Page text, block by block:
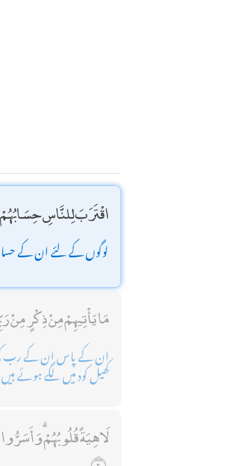
اقْتَرَبَ لِلنَّاسِ
لوگوں کے لئے ان کے
مَا يَأْتِيهِمْ مِنْ ذِكْرٍ
ان کے پاس ان کے رب کی
کھیل کود میں لگے ہوئے
لَاهِيَةً قُلُوبُهُمْ